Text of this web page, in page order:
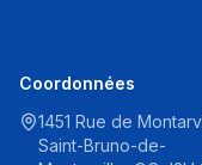
Coordonnées
1451 Rue de
Saint-Bruno-de-